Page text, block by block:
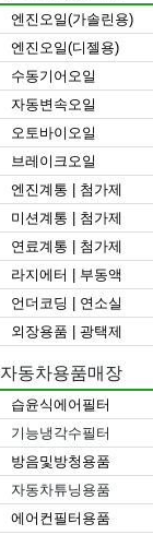
엔진오일(가솔린용)
엔진오일(디젤용)
수동기어오일
자동변속오일
오토바이오일
브레이크오일
엔진계통 | 첨가제
미션계통 | 첨가제
연료계통 | 첨가제
라지에터 | 부동액
언더코딩 | 연소실
외장용품 | 광택제
자동차용품매장
습윤식에어필터
기능냉각수필터
방음및방청용품
자동차튜닝용품
에어컨필터용품